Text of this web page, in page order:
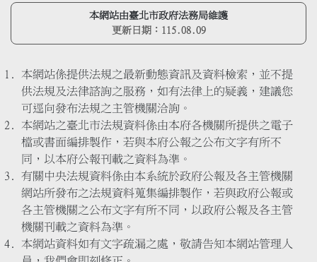
本網站由臺北市政府法務局維護
更新日期： 115.08.09
本網站係提供法規之最新動態資訊及資料檢索，並不提
供法規及法律諮詢之服務，如有法律上的疑義，建議您
可逕向發布法規之主管機關洽詢。
本網站之臺北市法規資料係由本府各機關所提供之電子
檔或書面編排製作，若與本府公報之公布文字有所不
同，以本府公報刊載之資料為準。
有關中央法規資料係由本系統於政府公報及各主管機關
網站所發布之法規資料蒐集編排製作，若與政府公報或
各主管機關之公布文字有所不同，以政府公報及各主管
機關刊載之資料為準。
本網站資料如有文字疏漏之處，敬請告知本網站管理人